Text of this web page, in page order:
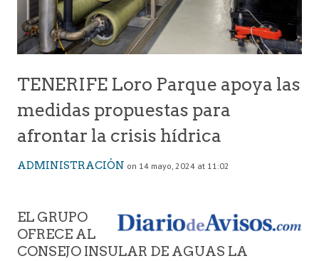
TENERIFE Loro Parque apoya las
medidas propuestas para
afrontar la crisis hídrica
ADMINISTRACIÓN on 14 mayo, 2024 at 11:02
EL GRUPO
OFRECE AL
CONSEJO INSULAR DE AGUAS LA